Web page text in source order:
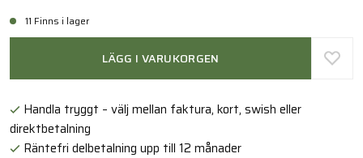
11 Finns i lager
LÄGG I VARUKORGEN
Handla tryggt – välj mellan faktura, kort, swish eller
direktbetalning
Räntefri delbetalning upp till 12 månader